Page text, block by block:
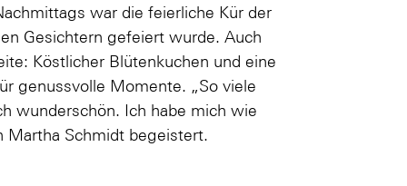
war die feierliche Kür der
Gesichtern gefeiert wurde. Auch
Köstlicher Blütenkuchen und eine
genussvolle Momente. „So viele
wunderschön. Ich habe mich wie
Martha Schmidt begeistert.